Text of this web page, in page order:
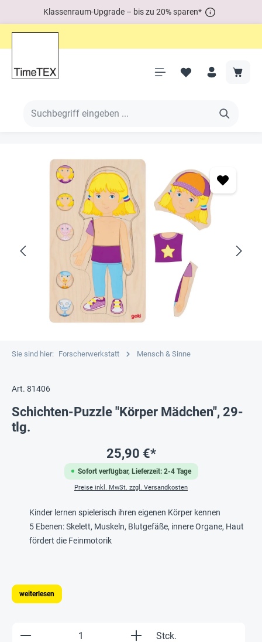
Klassenraum-Upgrade – bis zu 20% sparen*
Sie sind hier: Forscherwerkstatt Mensch & Sinne
Art. 81406
Schichten-Puzzle "Körper Mädchen", 29-
tlg.
Sofort verfügbar, Lieferzeit: 2-4 Tage
25,90 €*
Preise inkl. MwSt. zzgl. Versandkosten
Kinder lernen spielerisch ihren eigenen Körper kennen
5 Ebenen: Skelett, Muskeln, Blutgefäße, innere Organe, Haut
fördert die Feinmotorik
weiterlesen
Produkt Anzahl: Gib den gewünschten
Stck.